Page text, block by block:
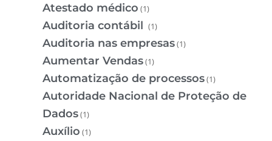
Atestado médico (1)
Auditoria contábil (1)
Auditoria nas empresas(1)
Aumentar Vendas(1)
Automatização de processos(1)
Autoridade Nacional de Proteção de
Dados(1)
Auxílio (1)